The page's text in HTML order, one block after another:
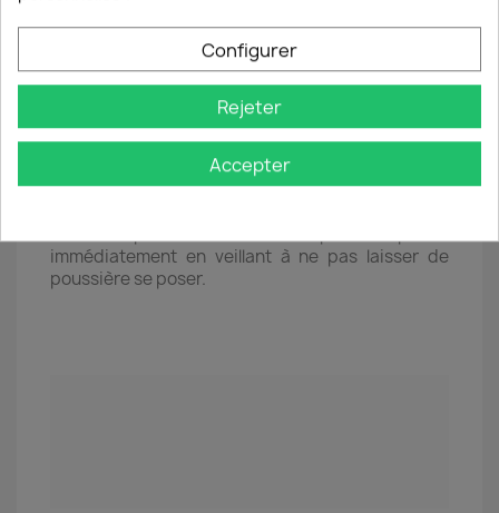
ℹ️ Si la vitre est mal placée ou si une
immédiatement en veillant à ne pas laisser de
poussière se poser.
Configurer
Rejeter
Accepter